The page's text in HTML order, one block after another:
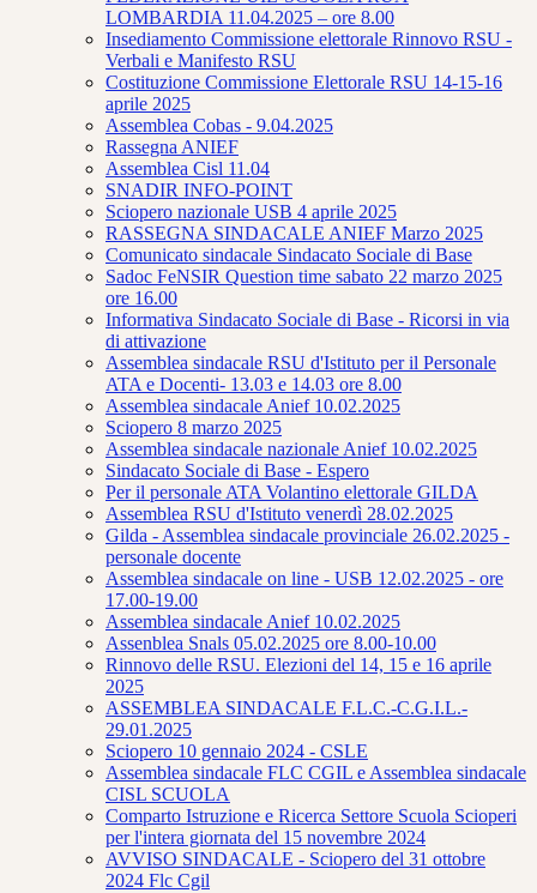
LOMBARDIA 11.04.2025 – ore 8.00
Insediamento Commissione elettorale Rinnovo RSU -
Verbali e Manifesto RSU
Costituzione Commissione Elettorale RSU 14-15-16
aprile 2025
Assemblea Cobas - 9.04.2025
Rassegna ANIEF
Assemblea Cisl 11.04
SNADIR INFO-POINT
Sciopero nazionale USB 4 aprile 2025
RASSEGNA SINDACALE ANIEF Marzo 2025
Comunicato sindacale Sindacato Sociale di Base
Sadoc FeNSIR Question time sabato 22 marzo 2025
ore 16.00
Informativa Sindacato Sociale di Base - Ricorsi in via
di attivazione
Assemblea sindacale RSU d'Istituto per il Personale
ATA e Docenti- 13.03 e 14.03 ore 8.00
Assemblea sindacale Anief 10.02.2025
Sciopero 8 marzo 2025
Assemblea sindacale nazionale Anief 10.02.2025
Sindacato Sociale di Base - Espero
Per il personale ATA Volantino elettorale GILDA
Assemblea RSU d'Istituto venerdì 28.02.2025
Gilda - Assemblea sindacale provinciale 26.02.2025 -
personale docente
Assemblea sindacale on line - USB 12.02.2025 - ore
17.00-19.00
Assemblea sindacale Anief 10.02.2025
Assenblea Snals 05.02.2025 ore 8.00-10.00
Rinnovo delle RSU. Elezioni del 14, 15 e 16 aprile
2025
ASSEMBLEA SINDACALE F.L.C.-C.G.I.L.-
29.01.2025
Sciopero 10 gennaio 2024 - CSLE
Assemblea sindacale FLC CGIL e Assemblea sindacale
CISL SCUOLA
Comparto Istruzione e Ricerca Settore Scuola Scioperi
per l'intera giornata del 15 novembre 2024
AVVISO SINDACALE - Sciopero del 31 ottobre
2024 Flc Cgil